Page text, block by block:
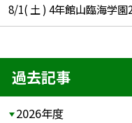
過去記事
2026年度